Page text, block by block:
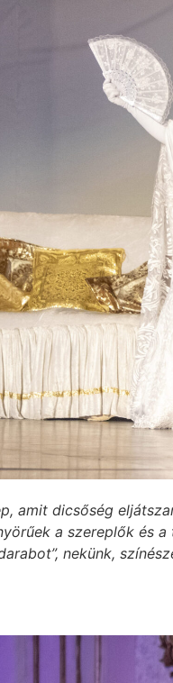
amit dicsőség
a szereplők és
nekünk,